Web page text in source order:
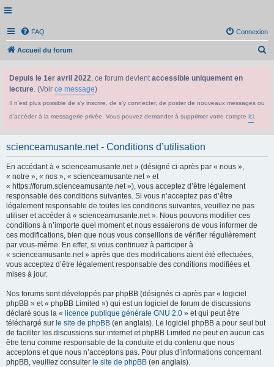
FAQ Connexion
Accueil du forum
Depuis le 1er avril 2022, ce forum devientaccessible uniquement en
lecture. (Voir ce message)
Il n'est plus possible de s'y inscrire, de s'y connecter, de poster de nouveaux messages ou
d'accéder à la messagerie privée. Vous pouvez demander à supprimer votre compte ici
scienceamusante.net - Conditions d’utilisation
En accédant à « scienceamusante.net » (désigné ci-après par « nous »,
« notre », « nos », « scienceamusante.net » et
« https://forum.scienceamusante.net »), vous acceptez d’être légalement
responsable des conditions suivantes. Si vous n’acceptez pas d’être
légalement responsable de toutes les conditions suivantes, veuillez ne pas
utiliser et accéder à « scienceamusante.net ». Nous pouvons modifier ces
conditions à n’importe quel moment et nous essaierons de vous informer de
ces modifications, bien que nous vous conseillons de vérifier régulièrement
par vous-même. En effet, si vous continuez à participer à
« scienceamusante.net » après que des modifications aient été effectuées,
vous acceptez d’être légalement responsable des conditions modifiées et
mises à jour.
Nos forums sont développés par phpBB (désignés ci-après par « logiciel
phpBB » et « phpBB Limited ») qui est un logiciel de forum de discussions
déclaré sous la « licence publique générale GNU 2.0 » et qui peut être
téléchargé sur le site de phpBB (en anglais). Le logiciel phpBB a pour seul but
de faciliter les discussions sur internet et phpBB Limited ne peut en aucun cas
être tenu comme responsable de la conduite et du contenu que nous
acceptons et que nous n’acceptons pas. Pour plus d’informations concernant
phpBB, veuillez consulter le site de phpBB (en anglais).